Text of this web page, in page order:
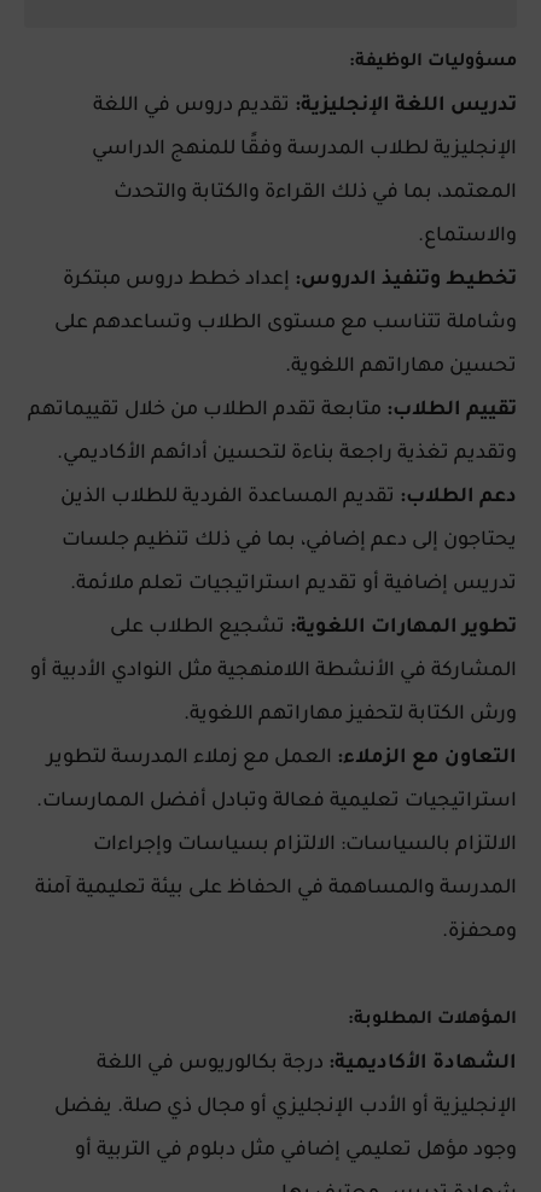
مسؤوليات الوظيفة:
تدريس اللغة الإنجليزية: تقديم دروس في اللغة
الإنجليزية لطلاب المدرسة وفقًا للمنهج الدراسي
المعتمد، بما في ذلك القراءة والكتابة والتحدث
والاستماع.
تخطيط وتنفيذ الدروس: إعداد خطط دروس مبتكرة
وشاملة تتناسب مع مستوى الطلاب وتساعدهم على
تحسين مهاراتهم اللغوية.
تقييم الطلاب: متابعة تقدم الطلاب من خلال تقييماتهم
وتقديم تغذية راجعة بناءة لتحسين أدائهم الأكاديمي.
دعم الطلاب: تقديم المساعدة الفردية للطلاب الذين
يحتاجون إلى دعم إضافي، بما في ذلك تنظيم جلسات
تدريس إضافية أو تقديم استراتيجيات تعلم ملائمة.
تطوير المهارات اللغوية: تشجيع الطلاب على
المشاركة في الأنشطة اللامنهجية مثل النوادي الأدبية أو
ورش الكتابة لتحفيز مهاراتهم اللغوية.
التعاون مع الزملاء: العمل مع زملاء المدرسة لتطوير
استراتيجيات تعليمية فعالة وتبادل أفضل الممارسات.
الالتزام بالسياسات: الالتزام بسياسات وإجراءات
المدرسة والمساهمة في الحفاظ على بيئة تعليمية آمنة
ومحفزة.
المؤهلات المطلوبة:
الشهادة الأكاديمية: درجة بكالوريوس في اللغة
الإنجليزية أو الأدب الإنجليزي أو مجال ذي صلة. يفضل
وجود مؤهل تعليمي إضافي مثل دبلوم في التربية أو